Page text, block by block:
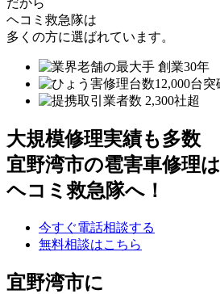
ヘコミ救急隊は
多くの方に選ばれています。
大規模修理実績も多数
宜野湾市の雹害車修理は
ヘコミ救急隊へ！
今すぐ電話相談する
無料相談はこちら
宜野湾市に